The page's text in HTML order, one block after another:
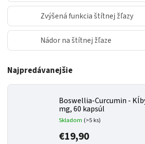
Zvýšená funkcia štítnej žľazy
Nádor na štítnej žľaze
Najpredávanejšie
Boswellia-Curcumin -
mg, 60 kapsúl
Skladom (>5 ks)
€19,90